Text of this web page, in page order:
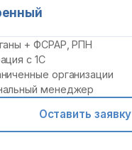
+ ФСРАР, РПН
с 1С
организации
менеджер
Оставить заявку